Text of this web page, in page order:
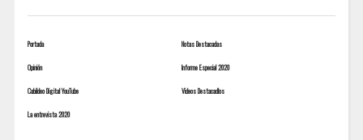
Portada Notas Destacadas
Opinión Informe Especial 2020
Cabildeo Digital YouTube Videos Destacadlos
La entrevista 2020